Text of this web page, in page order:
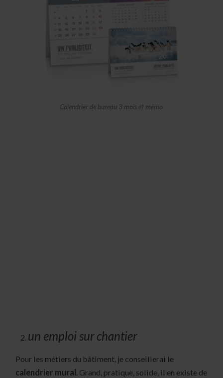
Calendrier de bureau 3 mois et mémo
un emploi sur chantier
Pour les métiers du bâtiment, je conseillerai le
calendrier mural . Grand, pratique, solide, il en existe de